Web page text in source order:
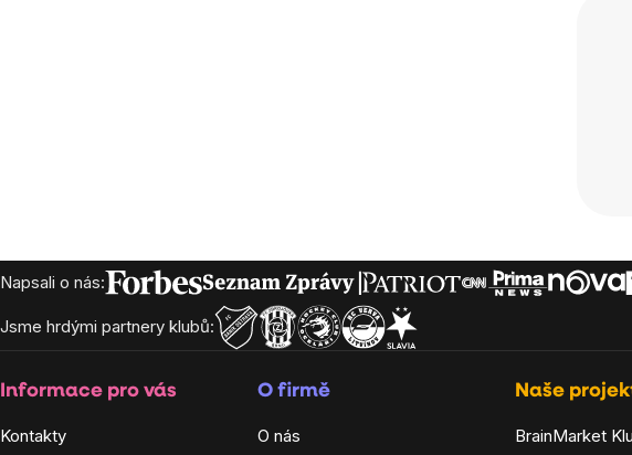
Zápatí
Napsali o nás:
Jsme hrdými partnery klubů:
Informace pro vás
Kontakty
O firmě
O nás
Naše
BrainMarket